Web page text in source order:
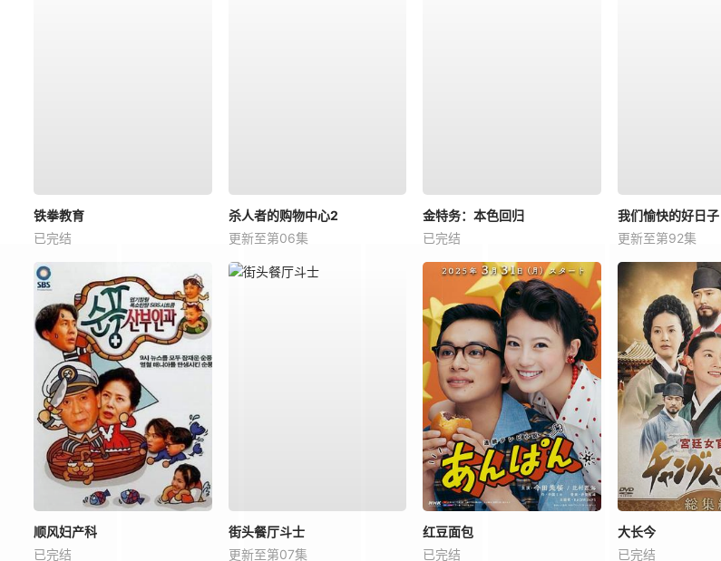
铁拳教育
已完结
杀人者的购物中心2
更新至第06集
金特务：本色回归
已完结
我们愉快的好日子
更新至第92集
顺风妇产科
已完结
街头餐厅斗士
更新至第07集
红豆面包
已完结
大长今
已完结